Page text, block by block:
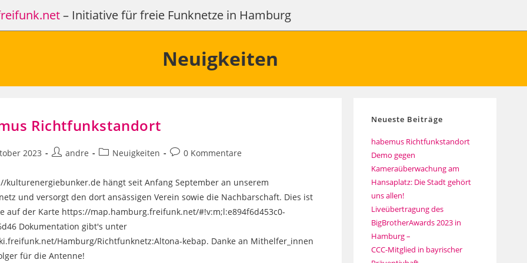
– Initiative für freie Funknetze in Hamburg
Neuigkeiten
Richtfunkstandort
2023
Beitrags-
andre
Beitrags-
Neuigkeiten
Beitrags-
0 Kommentare
kulturenergiebunker.de hängt seit Anfang September an unserem
und versorgt den dort ansässigen Verein sowie die Nachbarschaft. Dies ist
auf der Karte https://map.hamburg.freifunk.net/#!v:m;l:e894f6d453c0-
Dokumentation gibt's unter
Hamburg/Richtfunknetz:Altona-kebap. Danke an Mithelfer_innen
für die Antenne!
Neueste Beiträge
habemus Richtfunkstandort
Demo gegen
Kameraüberwachung am
Hansaplatz: Die Stadt gehört
uns allen!
Liveübertragung des
BigBrotherAwards 2023 in
Hamburg –
CCC-Mitglied in bayrischer